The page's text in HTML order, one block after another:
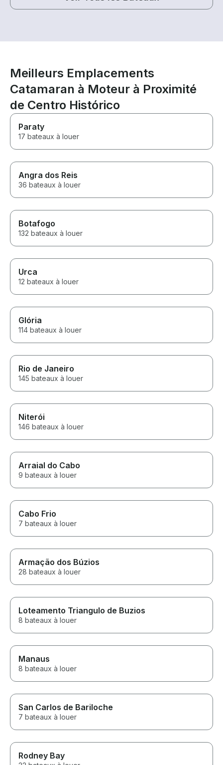
Meilleurs Emplacements
Catamaran à Moteur à Proximité
de Centro Histórico
Paraty
17 bateaux à louer
Angra dos Reis
36 bateaux à louer
Botafogo
132 bateaux à louer
Urca
12 bateaux à louer
Glória
114 bateaux à louer
Rio de Janeiro
145 bateaux à louer
Niterói
146 bateaux à louer
Arraial do Cabo
9 bateaux à louer
Cabo Frio
7 bateaux à louer
Armação dos Búzios
28 bateaux à louer
Loteamento Triangulo de Buzios
8 bateaux à louer
Manaus
8 bateaux à louer
San Carlos de Bariloche
7 bateaux à louer
Rodney Bay